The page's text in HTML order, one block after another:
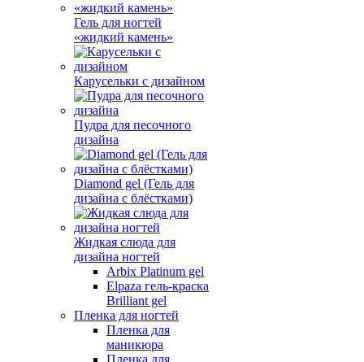
Гель для ногтей
«жидкий камень»
Карусельки с дизайном
Пудра для песочного
дизайна
Diamond gel (Гель для
дизайна с блёстками)
Жидкая слюда для
дизайна ногтей
Arbix Platinum gel
Elpaza гель-краска
Brilliant gel
Пленка для ногтей
Пленка для
маникюра
Пленка для